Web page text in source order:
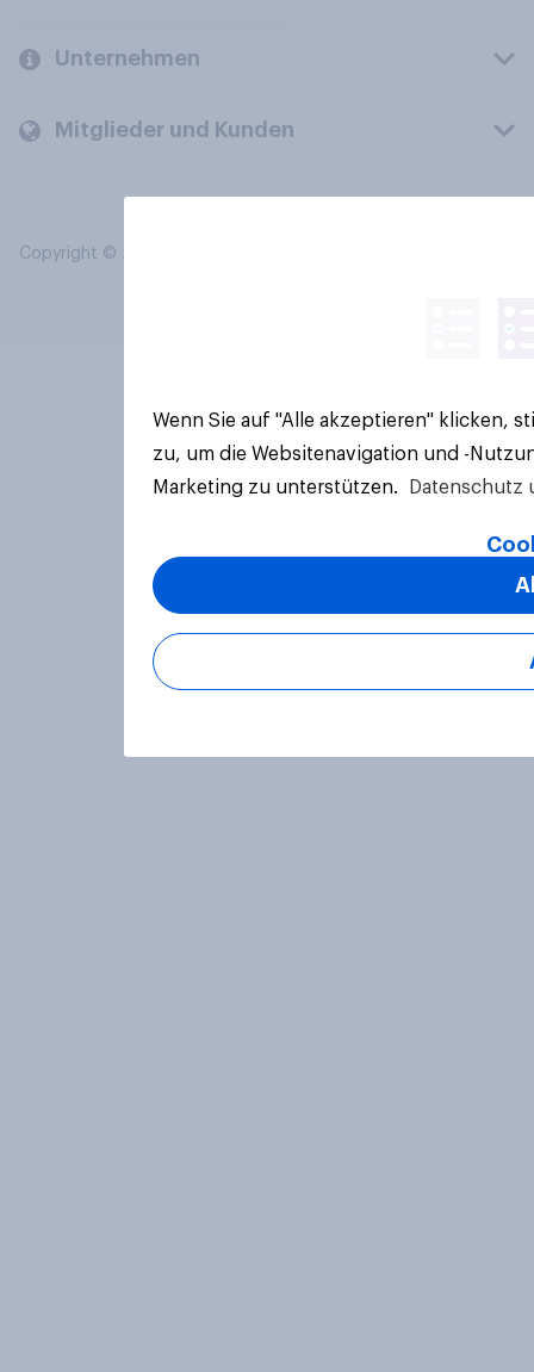
Unternehmen
Mitglieder und Kunden
Copyright © 2026 YouGov PLC. Alle Rechte vorbehalten.
Wenn Sie auf "Alle akzeptieren" klicken,
zu, um die Websitenavigation und -
Marketing zu unterstützen.
Datenschutz